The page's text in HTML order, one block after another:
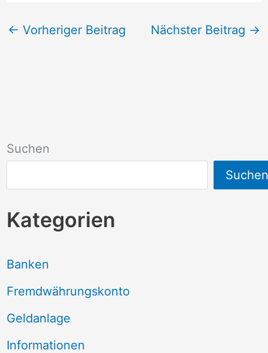
Suchen
Suchen
Kategorien
Banken
Fremdwährungskonto
Geldanlage
Informationen
← Vorheriger Beitrag Nächster Beitrag →